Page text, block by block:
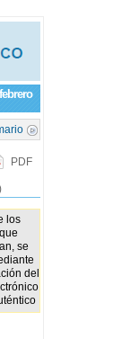
PDF
los
se
del